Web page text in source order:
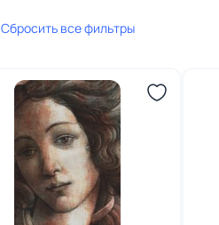
Сбросить все фильтры